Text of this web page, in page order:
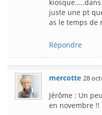
juste une pt
as le temps de
Répondre
mercotte 28
Jérôme : Un
en novembre !!